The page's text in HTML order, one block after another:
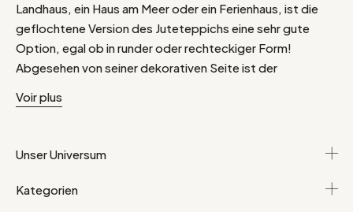
Landhaus, ein Haus am Meer oder ein Ferienhaus, ist die
geflochtene Version des Juteteppichs eine sehr gute
Option, egal ob in runder oder rechteckiger Form!
Abgesehen von seiner dekorativen Seite ist der
können Ihren Juteteppich problemlos in einen Raum legen,
Teppichs passen perfekt zu allen Arten von Dekorationen.
Voir plus
Unser Universum
Kategorien